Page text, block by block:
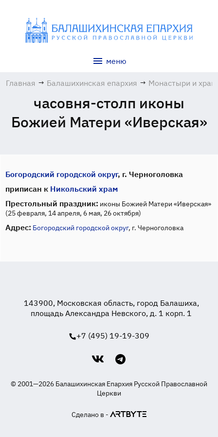
меню
Главная → Балашихинская епархия → Монастыри и
часовня-столп иконы
Божией Матери «Иверская»
Богородский городской округ, г. Черноголовка
приписан к Никольский храм
Престольный праздник: иконы Божией Матери «Иверская»
(25 февраля, 14 апреля, 6 мая, 26 октября)
Адрес: Богородский городской округ, г. Черноголовка
143900, Московская область, город Балашиха,
площадь Александра Невского, д. 1 корп. 1
+7 (495) 19-19-309
© 2001—2026 Балашихинская Епархия Русской Православной
Церкви
Сделано в -